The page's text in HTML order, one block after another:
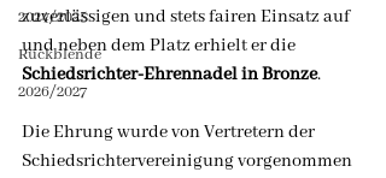
2024/2025
Rückblende
2026/2027
zuverlässigen und stets fairen Einsatz auf
und neben dem Platz erhielt er die
Schiedsrichter-Ehrennadel in Bronze.
Die Ehrung wurde von Vertretern der
Schiedsrichtervereinigung vorgenommen